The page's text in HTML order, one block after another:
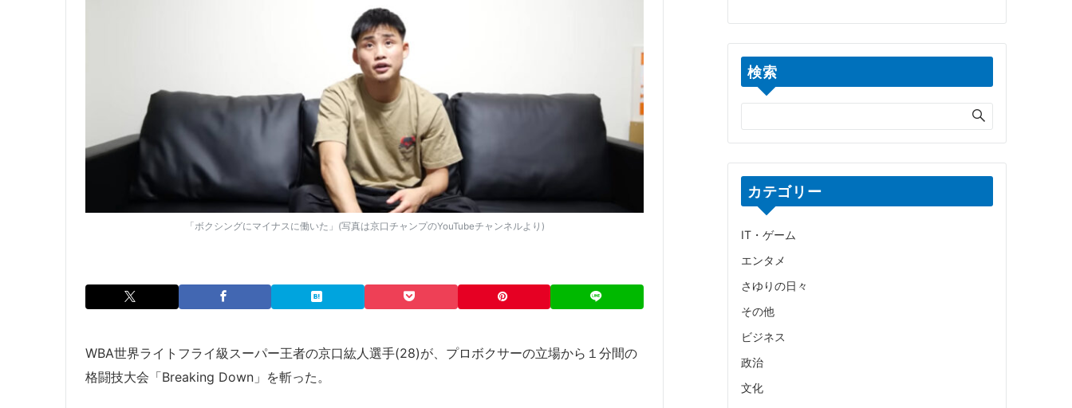
「ボクシングにマイナスに働いた」(写真は京口チャンプのYouTubeチャンネルより)
WBA世界ライトフライ級スーパー王者の京口紘人選手(28)が、プロボクサーの立場から１分間の
格闘技大会「Breaking Down」を斬った。
検索
カテゴリー
IT・ゲーム
エンタメ
さゆりの日々
その他
ビジネス
政治
文化